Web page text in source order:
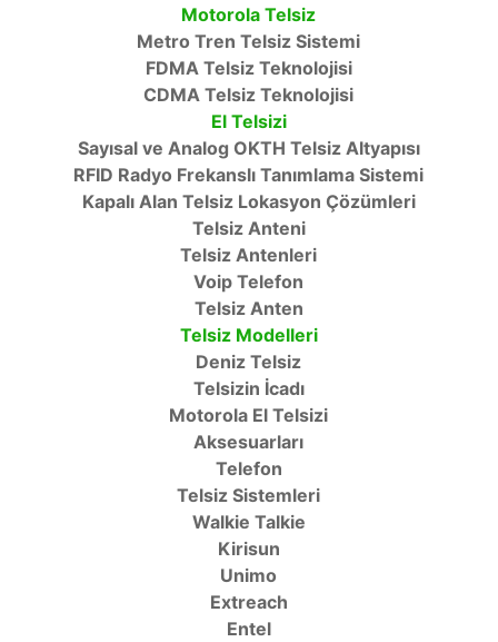
Motorola Telsiz
Metro Tren Telsiz Sistemi
FDMA Telsiz Teknolojisi
CDMA Telsiz Teknolojisi
El Telsizi
Sayısal ve Analog OKTH Telsiz Altyapısı
RFID Radyo Frekanslı Tanımlama Sistemi
Kapalı Alan Telsiz Lokasyon Çözümleri
Telsiz Anteni
Telsiz Antenleri
Voip Telefon
Telsiz Anten
Telsiz Modelleri
Deniz Telsiz
Telsizin İcadı
Motorola El Telsizi
Aksesuarları
Telefon
Telsiz Sistemleri
Walkie Talkie
Kirisun
Unimo
Extreach
Entel